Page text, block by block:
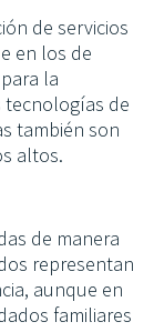
de servicios
en los de
la
tecnologías de
también son
altos.
de manera
representan
aunque en
familiares